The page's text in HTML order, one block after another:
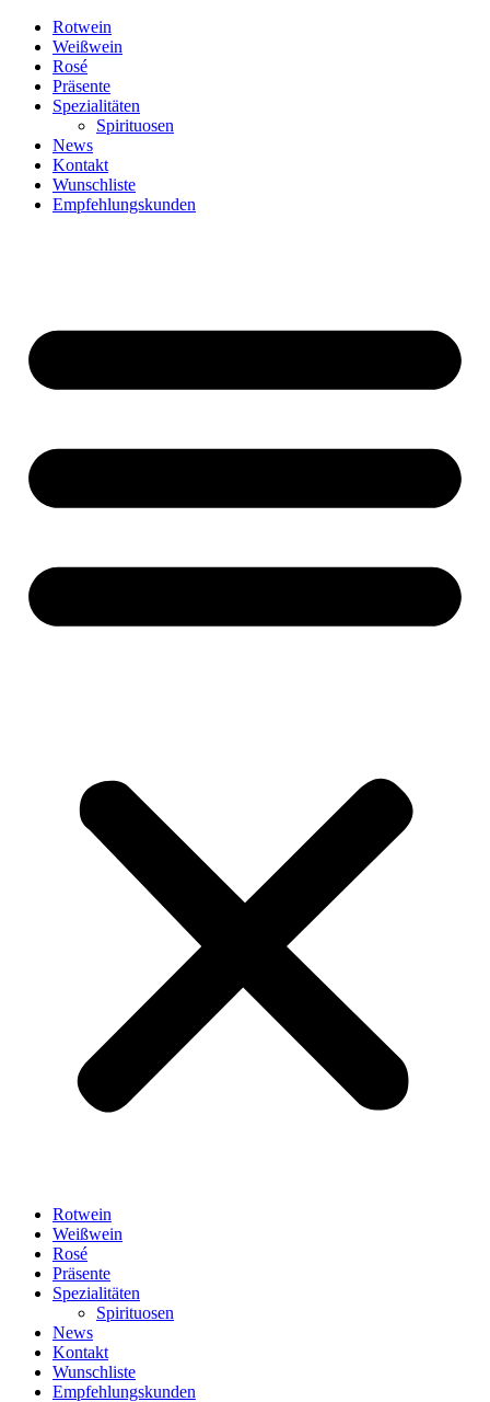
Zum
Inhalt
springen
Rotwein
Weißwein
Rosé
Präsente
Spezialitäten
Spirituosen
News
Kontakt
Wunschliste
Empfehlungskunden
Rotwein
Weißwein
Rosé
Präsente
Spezialitäten
Spirituosen
News
Kontakt
Wunschliste
Empfehlungskunden